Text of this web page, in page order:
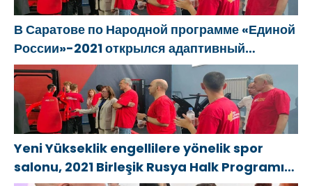
В Саратове по Народной программе «Единой
России»-2021 открылся адаптивный
спортзал «Новая высота»
Yeni Yükseklik engellilere yönelik spor
salonu, 2021 Birleşik Rusya Halk Programı